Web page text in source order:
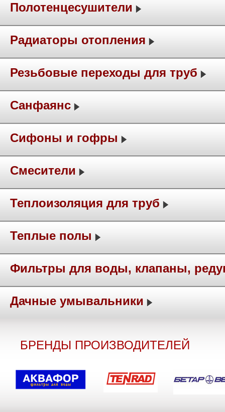
Полотенцесушители
Радиаторы отопления
Резьбовые переходы для труб
Санфаянс
Сифоны и гофры
Смесители
Теплоизоляция для труб
Теплые полы
Фильтры для воды, клапаны,
Дачные умывальники
БРЕНДЫ ПРОИЗВОДИТЕЛЕЙ